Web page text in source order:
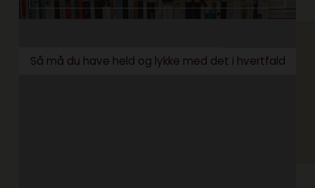
Så må du have held og lykke med det i hvertfald